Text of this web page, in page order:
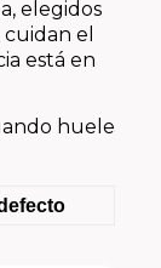
elegidos
el
está en
huele